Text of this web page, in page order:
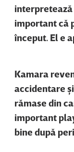
interpretează
important că
început. El e
Kamara
accidentare
rămase din
important
bine după